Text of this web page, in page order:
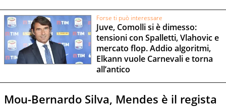
Forse ti può interessare
Juve, Comolli si è dimesso:
tensioni con Spalletti, Vlahovic e
mercato flop. Addio algoritmi,
Elkann vuole Carnevali e torna
all’antico
Mou-Bernardo Silva, Mendes è il regista